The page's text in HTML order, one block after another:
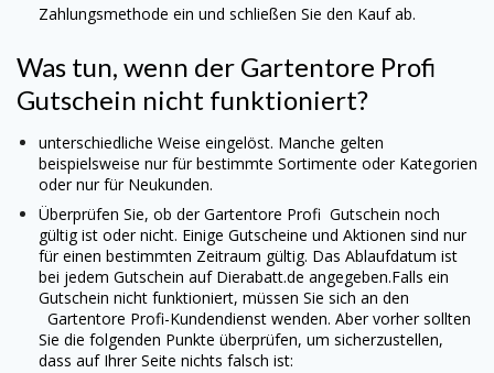
Zahlungsmethode ein und schließen Sie den Kauf ab.
Was tun, wenn der Gartentore Profi
Gutschein nicht funktioniert?
unterschiedliche Weise eingelöst. Manche gelten
beispielsweise nur für bestimmte Sortimente oder Kategorien
oder nur für Neukunden.
Überprüfen Sie, ob derGartentore Profi Gutschein noch
gültig ist oder nicht. Einige Gutscheine und Aktionen sind nur
für einen bestimmten Zeitraum gültig. Das Ablaufdatum ist
bei jedem Gutschein auf Dierabatt.de angegeben.Falls ein
Gutschein nicht funktioniert, müssen Sie sich an den
Gartentore Profi-Kundendienst wenden. Aber vorher sollten
Sie die folgenden Punkte überprüfen, um sicherzustellen,
dass auf Ihrer Seite nichts falsch ist: